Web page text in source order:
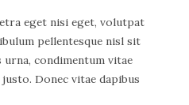
eget nisi eget, volutpat
pellentesque nisl sit
condimentum vitae
Donec vitae dapibus